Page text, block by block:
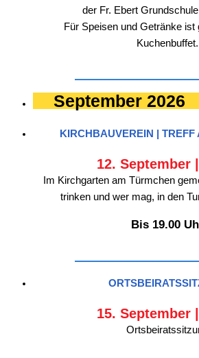
der Fr. Ebert
Für Speisen und Getränke
Kuchenbuffet.
September 2026
KIRCHBAUVEREIN | TREFF
12. September
Im Kirchgarten am Türmchen
trinken und wer mag, in den
Bis 19.00
15. September